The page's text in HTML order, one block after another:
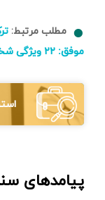
مطلب مرتبط:
موفق: ۲۲ ویژگی شخصیتی+۱۳ مهارت
پیامدهای